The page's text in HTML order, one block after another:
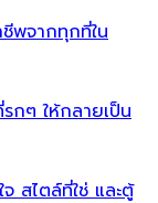
พจากทุกที่ใน
กๆ ให้กลายเป็น
สไตล์ที่ใช่ และตู้